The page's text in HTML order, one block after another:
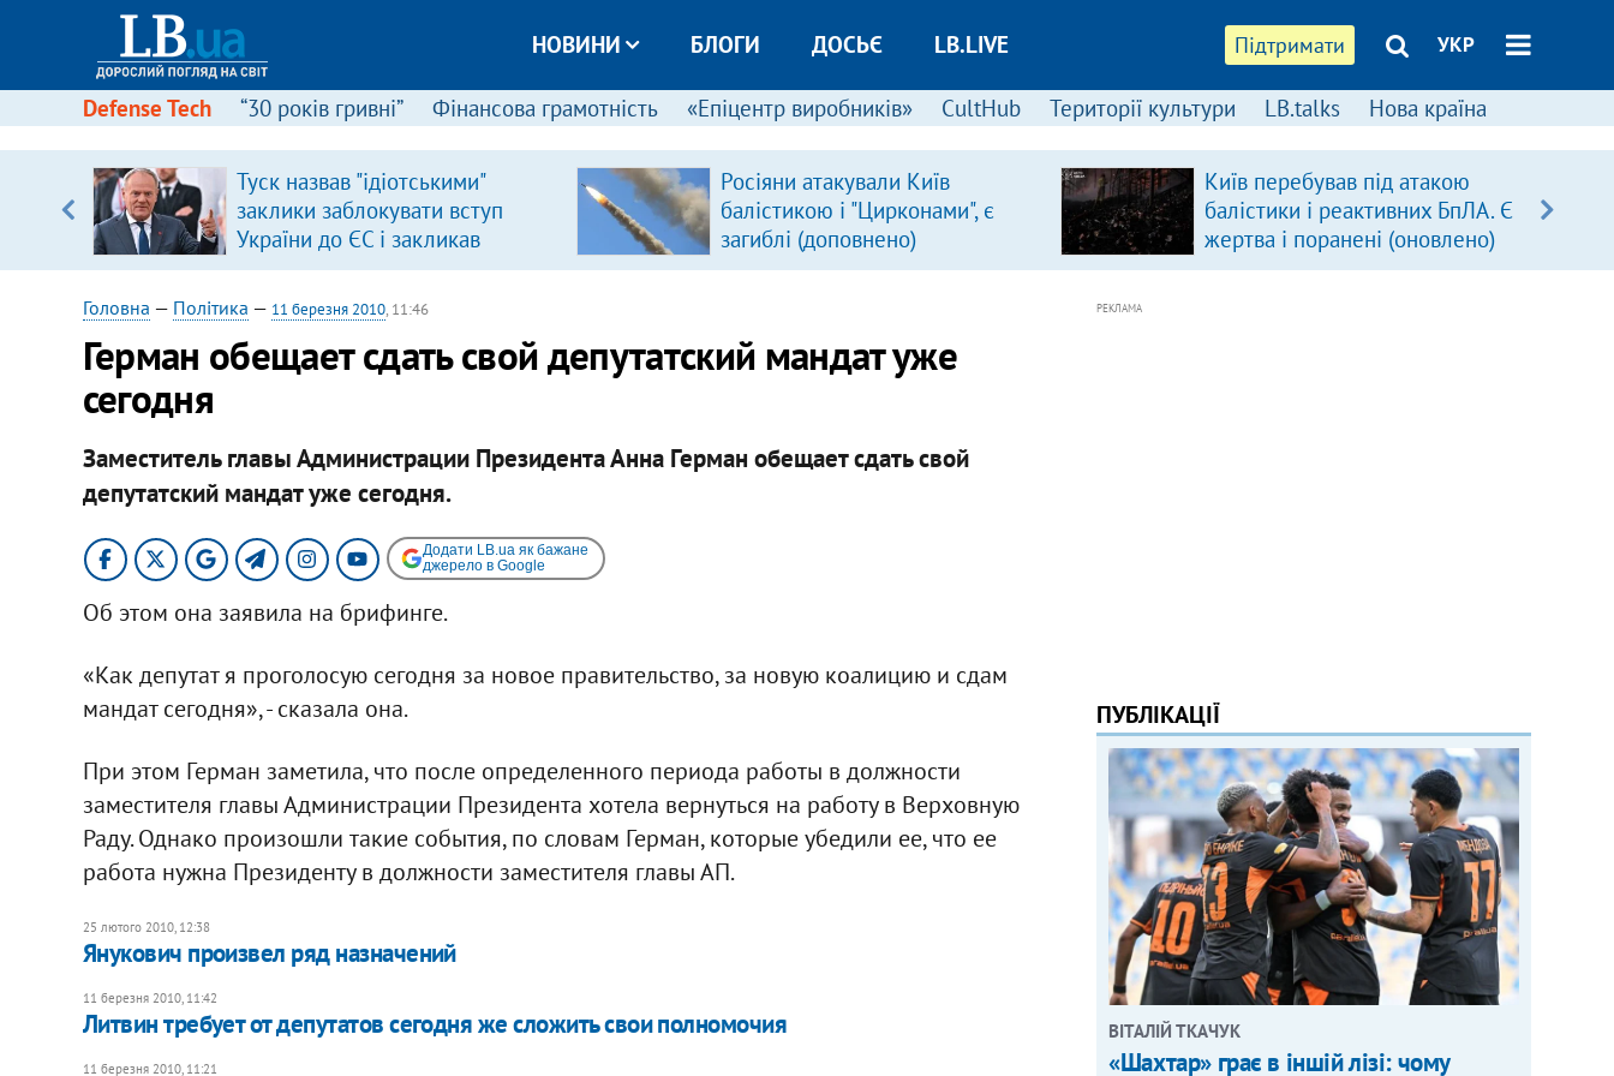
Підтримати УКР
НОВИНИ БЛОГИ ДОСЬЄ LB.LIVE
Defense Tech “30 років гривні” Фінансова грамотність «Епіцентр виробників» CultHub Території культури LB.talks Нова країна
Туск назвав "ідіотськими"
заклики заблокувати вступ
України до ЄС і закликав
припинити антиукраїнську
риторику
Росіяни атакували Київ
балістикою і "Цирконами", є
загиблі (доповнено)
Київ перебував під атакою
балістики і реактивних БпЛА. Є
жертва і поранені (оновлено)
Головна — Політика — 11 березня 2010, 11:46
Герман обещает сдать свой депутатский мандат уже
сегодня
Заместитель главы Администрации Президента Анна Герман обещает сдать свой
депутатский мандат уже сегодня.
Додати LB.ua як бажане
джерело в Google
Об этом она заявила на брифинге.
«Как депутат я проголосую сегодня за новое правительство, за новую коалицию и сдам
мандат сегодня», - сказала она.
При этом Герман заметила, что после определенного периода работы в должности
заместителя главы Администрации Президента хотела вернуться на работу в Верховную
Раду. Однако произошли такие события, по словам Герман, которые убедили ее, что ее
работа нужна Президенту в должности заместителя главы АП.
25 лютого 2010, 12:38
Янукович произвел ряд назначений
11 березня 2010, 11:42
Литвин требует от депутатов сегодня же сложить свои полномочия
11 березня 2010, 11:21
РЕКЛАМА
ПУБЛІКАЦІЇ
ВІТАЛІЙ ТКАЧУК
«Шахтар» грає в іншій лізі: чому